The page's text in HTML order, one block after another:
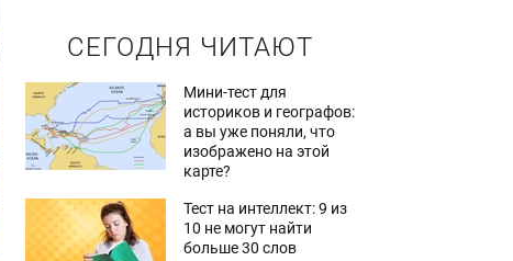
СЕГОДНЯ ЧИТАЮТ
Мини-тест для
историков и географов:
а вы уже поняли, что
изображено на этой
карте?
Тест на интеллект: 9 из
10 не могут найти
больше 30 слов